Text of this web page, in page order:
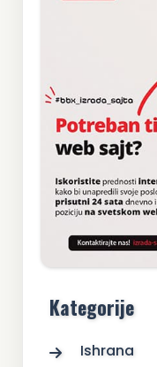
Kategorije
Ishrana